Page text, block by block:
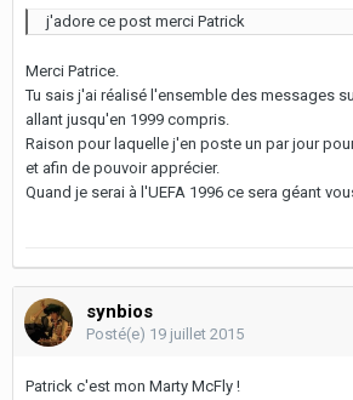
j'adore ce post merci Patrick
Merci Patrice.
Tu sais j'ai réalisé l'ensemble des messages
allant jusqu'en 1999 compris.
Raison pour laquelle j'en poste un par jour
et afin de pouvoir apprécier.
Quand je serai à l'UEFA 1996 ce sera géant
synbios
Posté(e) 19 juillet 2015
Patrick c'est mon Marty McFly !